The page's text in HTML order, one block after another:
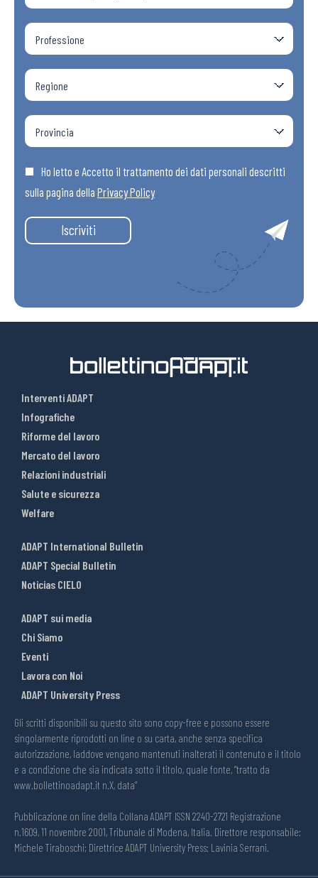
Ho letto e Accetto il trattamento dei dati personali descritti
sulla pagina della Privacy Policy
Iscriviti
Interventi ADAPT
Infografiche
Riforme del lavoro
Mercato del lavoro
Relazioni industriali
Salute e sicurezza
Welfare
ADAPT International Bulletin
ADAPT Special Bulletin
Noticias CIELO
ADAPT sui media
Chi Siamo
Eventi
Lavora con Noi
ADAPT University Press
Gli scritti disponibili su questo sito sono copy-free e possono essere
singolarmente riprodotti on line o su carta, anche senza specifica
autorizzazione, laddove vengano mantenuti inalterati il contenuto e il titolo
e a condizione che sia indicata sotto il titolo, quale fonte, “tratto da
www.bollettinoadapt.it n.X, data“
Pubblicazione on line della Collana ADAPT ISSN 2240-2721 Registrazione
n.1609, 11 novembre 2001, Tribunale di Modena, Italia. Direttore responsabile:
Michele Tiraboschi; Direttrice ADAPT University Press: Lavinia Serrani.